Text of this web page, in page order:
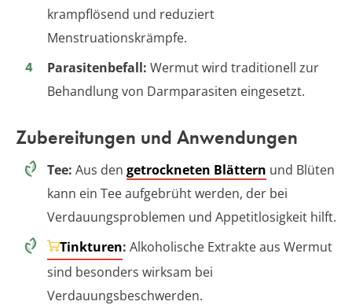
krampflösend und reduziert
Menstruationskrämpfe.
Parasitenbefall: Wermut wird traditionell zur
Behandlung von Darmparasiten eingesetzt.
Zubereitungen und Anwendungen
Tee: Aus den getrockneten Blättern und Blüten
kann ein Tee aufgebrüht werden, der bei
Verdauungsproblemen und Appetitlosigkeit hilft.
Tinkturen: Alkoholische Extrakte aus Wermut
sind besonders wirksam bei
Verdauungsbeschwerden.